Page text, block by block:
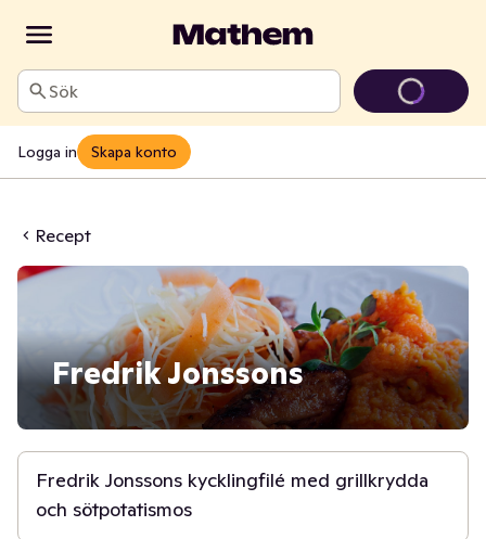
Sök
Logga in Skapa konto
Recept
Fredrik Jonssons
30 min
Fredrik Jonssons kycklingfilé med grillkrydda
och sötpotatismos